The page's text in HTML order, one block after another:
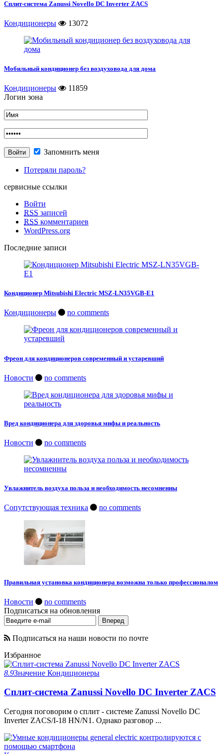
Сплит-система Zanussi Novello DC Inverter ZACS
Кондиционеры 13072
Мобильный кондиционер без воздуховода для дома
Кондиционеры
11859
Логин зона
Запомнить меня
Потеряли пароль?
сервисные ссылки
Войти
RSS записей
RSS комментариев
WordPress.org
Последние записи
Кондиционер Mitsubishi Electric MSZ-LN35VGB-E1
Кондиционеры no comments
Фреон для кондиционеров современный и устаревший
Новости no comments
Вред кондиционера для здоровья мифы и реальность
Новости no comments
Увлажнитель воздуха польза и необходимость несомненны
Сопутствующая техника no comments
Правильная установка кондиционера возможна только профессионалом
Новости
no comments
Подписаться на обновления
Подписаться на наши новости по почте
Избранное
8.9Значение Кондиционеры
Сплит-система Zanussi Novello DC Inverter ZACS
Сегодня поговорим о сплит - системе Zanussi Novello DC
Inverter ZACS/I-18 HN/N1. Однако разговор ...